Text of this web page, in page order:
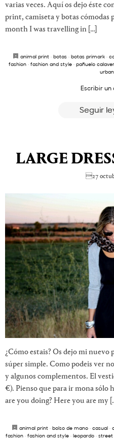
varias veces. Aquí os dejo éste
print, camiseta y botas cómodas
month I was travelling in […]
animal print· botas· botas primark·
fashion· fashion and style· pañuelo
Escribir un
Seguir
LARGE
27
¿Cómo estais? Os dejo mi
súper simple. Como podeis ver
y algunos complementos. El
€). Pienso que para ir mona sólo
are you doing? Here you are my
animal print · bolso de mano · casual ·
fashion· fashion and style· leopardo· street